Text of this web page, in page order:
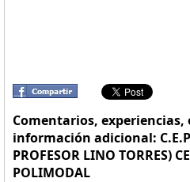
Comentarios,
información adicional: C.E.P.
PROFESOR LINO TORRES)
POLIMODAL